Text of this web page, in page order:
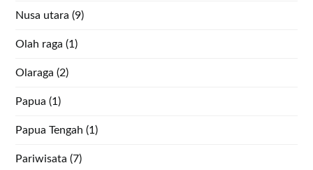
Nusa utara (9)
Olah raga (1)
Olaraga (2)
Papua (1)
Papua Tengah (1)
Pariwisata (7)